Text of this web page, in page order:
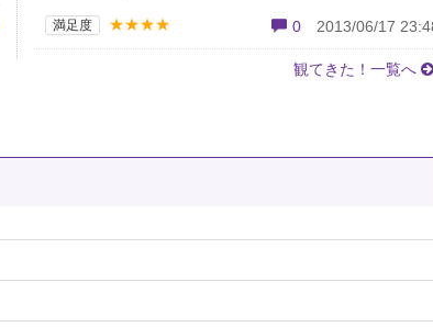
満足度 ★★★★ 0 2013/06/17
観てきた！一覧へ